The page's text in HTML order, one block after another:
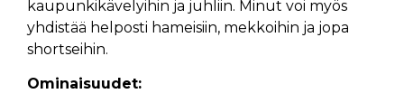
kaupunkikävelyihin ja juhliin. Minut voi myös
yhdistää helposti hameisiin, mekkoihin ja jopa
shortseihin.
Ominaisuudet: